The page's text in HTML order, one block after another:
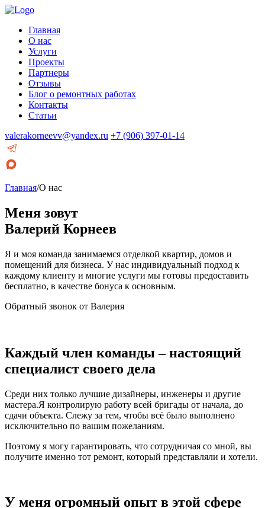
Главная
О нас
Услуги
Проекты
Партнеры
Отзывы
Блог о ремонтных работах
Контакты
Статьи
valerakorneevv@yandex.ru +7 (906) 397-01-14
Главная/О нас
Меня зовут
Валерий Корнеев
Я и моя команда занимаемся отделкой квартир, домов и
помещений для бизнеса. У нас индивидуальный подход к
каждому клиенту и многие услуги мы готовы предоставить
бесплатно, в качестве бонуса к основным.
Обратный звонок от Валерия
Каждый член команды – настоящий
специалист своего дела
Среди них только лучшие дизайнеры, инженеры и другие
мастера.Я контролирую работу всей бригады от начала, до
сдачи объекта. Слежу за тем, чтобы всё было выполнено
исключительно по вашим пожеланиям.
Поэтому я могу гарантировать, что сотрудничая со мной, вы
получите именно тот ремонт, который представляли и хотели.
У меня огромный опыт в этой сфере